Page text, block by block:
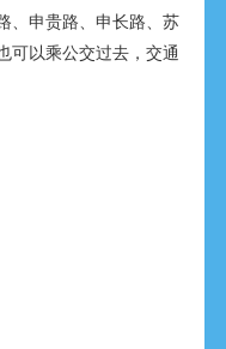
、申贵路、申长路、苏
可以乘公交过去，交通